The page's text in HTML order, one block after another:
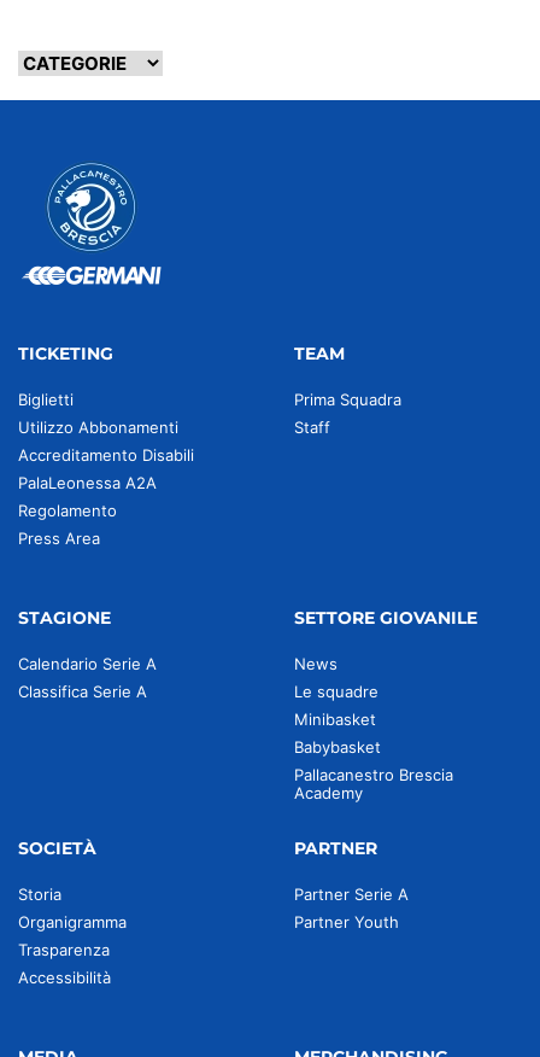
TICKETING
Biglietti
Utilizzo Abbonamenti
Accreditamento Disabili
PalaLeonessa A2A
Regolamento
Press Area
TEAM
Prima Squadra
Staff
STAGIONE
Calendario Serie A
Classifica Serie A
SETTORE GIOVANILE
News
Le squadre
Minibasket
Babybasket
Pallacanestro Brescia
Academy
SOCIETÀ
Storia
Organigramma
Trasparenza
Accessibilità
PARTNER
Partner Serie A
Partner Youth